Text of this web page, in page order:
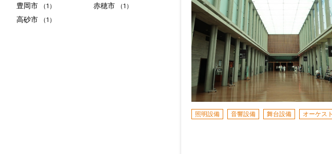
照明設備 音響設備 舞台設備 オーケス
豊岡市 （1） 赤穂市 （1）
高砂市 （1）